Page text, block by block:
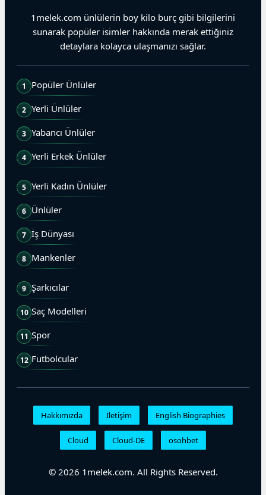
1melek.com ünlülerin boy kilo burç gibi bilgilerini
sunarak popüler isimler hakkında merak ettiğiniz
detaylara kolayca ulaşmanızı sağlar.
1 Popüler Ünlüler
2 Yerli Ünlüler
3 Yabancı Ünlüler
4 Yerli Erkek Ünlüler
5 Yerli Kadın Ünlüler
6 Ünlüler
7 İş Dünyası
8 Mankenler
9 Şarkıcılar
10 Saç Modelleri
11 Spor
12 Futbolcular
Hakkımızda İletişim English Biographies
Cloud Cloud-DE osohbet
© 2026 1melek.com. All Rights Reserved.